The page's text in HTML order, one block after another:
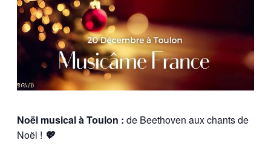
Noël musical à Toulon : de Beethoven aux chants de
Noël ! 💖